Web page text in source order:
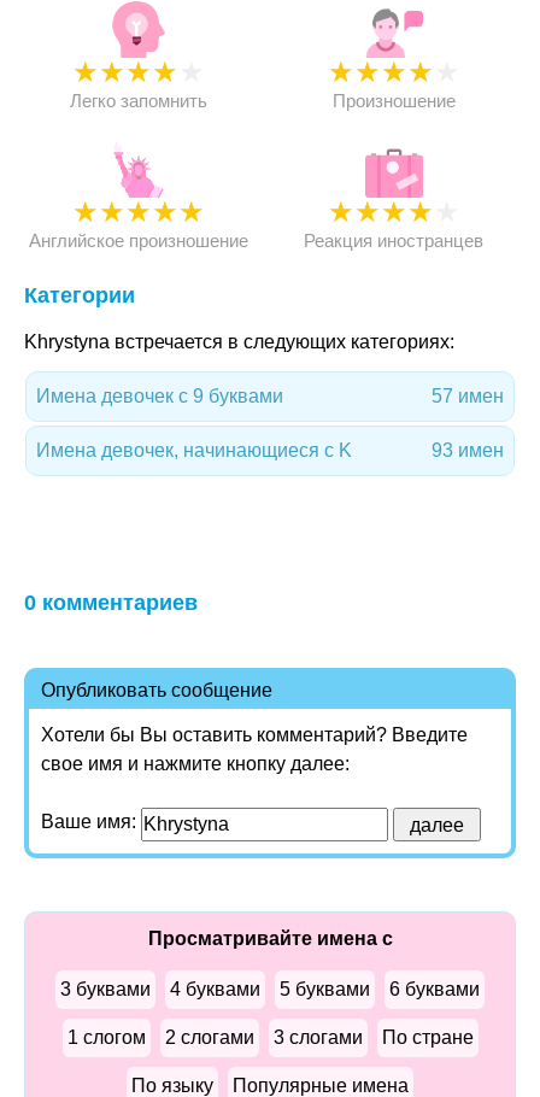
★★★★
Легко запомнить
★★★★
Произношение
★★★★★
Английское произношение
★★★★
Реакция иностранцев
Категории
Khrystyna встречается в следующих категориях:
Имена девочек с 9 буквами 57 имен
Имена девочек, начинающиеся с K 93 имен
0 комментариев
Опубликовать сообщение
Хотели бы Вы оставить комментарий? Введите
свое имя и нажмите кнопку далее:
Ваше имя:
Просматривайте имена с
3 буквами 4 буквами 5 буквами 6 буквами
1 слогом 2 слогами 3 слогами По стране
По языку Популярные имена